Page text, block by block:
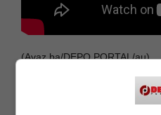
(Avaz.ba/DEPO PORTAL/au)